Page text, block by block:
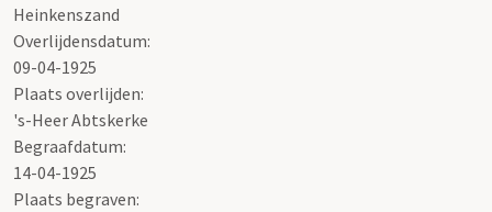
Heinkenszand
Overlijdensdatum:
09-04-1925
Plaats overlijden:
's-Heer Abtskerke
Begraafdatum:
14-04-1925
Plaats begraven: